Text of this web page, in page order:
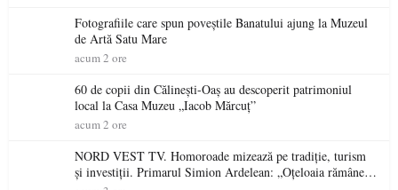
Fotografiile care spun poveștile Banatului ajung la Muzeul
de Artă Satu Mare
acum 2 ore
60 de copii din Călinești-Oaș au descoperit patrimoniul
local la Casa Muzeu „Iacob Mărcuț”
acum 2 ore
NORD VEST TV. Homoroade mizează pe tradiție, turism
și investiții. Primarul Simion Ardelean: „Oțeloaia rămâne